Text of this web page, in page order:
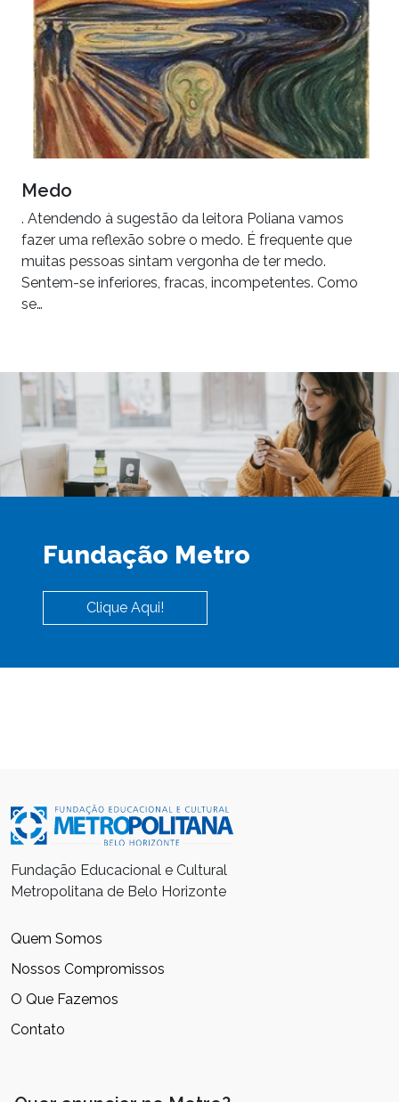
Medo
. Atendendo à sugestão da leitora Poliana vamos
fazer uma reflexão sobre o medo. É frequente que
muitas pessoas sintam vergonha de ter medo.
Sentem-se inferiores, fracas, incompetentes. Como
se…
Fundação Metro
Clique Aqui!
Fundação Educacional e Cultural
Metropolitana de Belo Horizonte
Quem Somos
Nossos Compromissos
O Que Fazemos
Contato